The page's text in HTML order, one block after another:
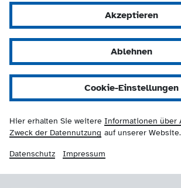
Akzeptieren
Ablehnen
Cookie-Einstellungen
Hier erhalten Sie weitere Informationen über
Zweck der Datennutzung auf unserer Website.
Datenschutz Impressum